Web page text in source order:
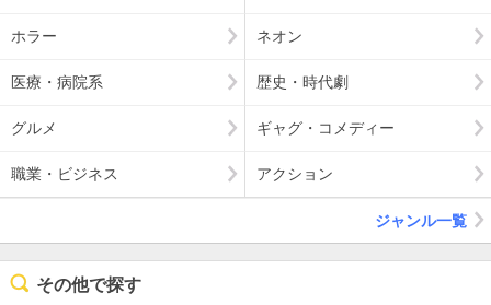
ホラー ネオン
医療・病院系 歴史・時代劇
グルメ ギャグ・コメディー
職業・ビジネス アクション
ジャンル一覧
その他で探す